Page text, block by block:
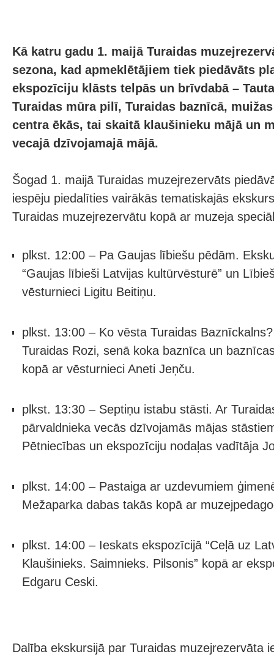
Kā katru gadu 1. maijā Turaidas
sezona, kad apmeklētājiem tiek piedāvāts
ekspozīciju klāsts telpās un brīvdabā –
Turaidas mūra pilī, Turaidas baznīcā,
centra ēkās, tai skaitā klaušinieku mājā un
vecajā dzīvojamajā mājā.
Šogad 1. maijā Turaidas muzejrezervāts
iespēju piedalīties vairākās tematiskajās
Turaidas muzejrezervātu kopā ar muzeja
plkst. 12:00 – Pa Gaujas lībiešu pēdām.
“Gaujas lībieši Latvijas kultūrvēsturē” un
vēsturnieci Ligitu Beitiņu.
plkst. 13:00 – Ko vēsta Turaidas
Turaidas Rozi, senā koka baznīca un
kopā ar vēsturnieci Aneti Jeņču.
plkst. 13:30 – Septiņu istabu stāsti. Ar
pārvaldnieka vecās dzīvojamās mājas
Pētniecības un ekspozīciju nodaļas vadītāja
plkst. 14:00 – Pastaiga ar uzdevumiem
Mežaparka dabas takās kopā ar
plkst. 14:00 – Ieskats ekspozīcijā “Ceļā uz
Klaušinieks. Saimnieks. Pilsonis” kopā ar
Edgaru Ceski.
Dalība ekskursijā par Turaidas muzejrezervāta